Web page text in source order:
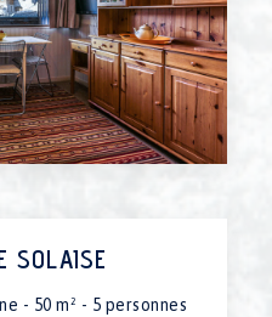
SOLAISE
- 50 m² - 5 personnes